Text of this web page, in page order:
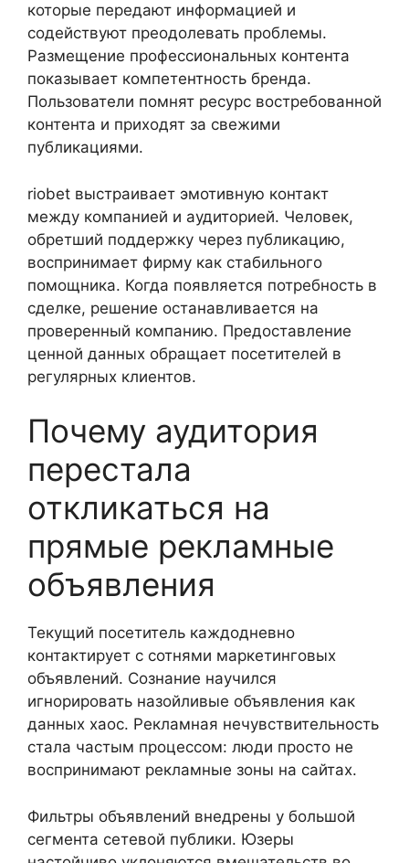
которые передают информацией и
содействуют преодолевать проблемы.
Размещение профессиональных контента
показывает компетентность бренда.
Пользователи помнят ресурс востребованной
контента и приходят за свежими
публикациями.
riobet выстраивает эмотивную контакт
между компанией и аудиторией. Человек,
обретший поддержку через публикацию,
воспринимает фирму как стабильного
помощника. Когда появляется потребность в
сделке, решение останавливается на
проверенный компанию. Предоставление
ценной данных обращает посетителей в
регулярных клиентов.
Почему аудитория
перестала
откликаться на
прямые рекламные
объявления
Текущий посетитель каждодневно
контактирует с сотнями маркетинговых
объявлений. Сознание научился
игнорировать назойливые объявления как
данных хаос. Рекламная нечувствительность
стала частым процессом: люди просто не
воспринимают рекламные зоны на сайтах.
Фильтры объявлений внедрены у большой
сегмента сетевой публики. Юзеры